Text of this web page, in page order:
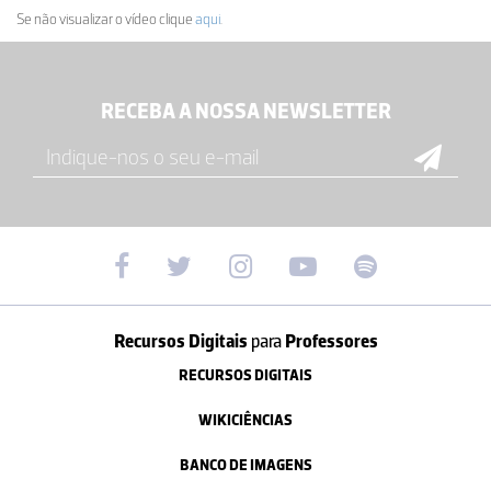
Se não visualizar o vídeo cliqueaqui.
RECEBA A NOSSA NEWSLETTER
Recursos Digitais paraProfessores
RECURSOS DIGITAIS
WIKICIÊNCIAS
BANCO DE IMAGENS